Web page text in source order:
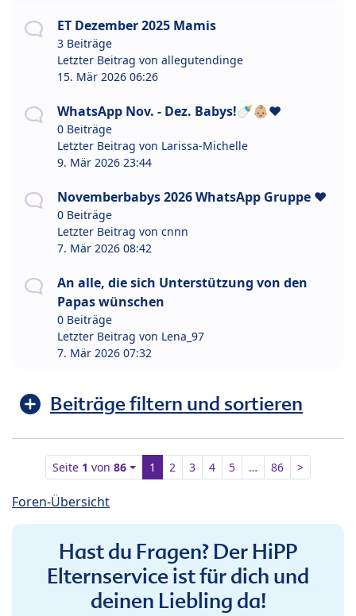
ET Dezember 2025 Mamis
3 Beiträge
Letzter Beitrag von allegutendinge
15. Mär 2026 06:26
WhatsApp Nov. - Dez. Babys!🍼👶🏼❤️
0 Beiträge
Letzter Beitrag von Larissa-Michelle
9. Mär 2026 23:44
Novemberbabys 2026 WhatsApp Gruppe ❤️
0 Beiträge
Letzter Beitrag von cnnn
7. Mär 2026 08:42
An alle, die sich Unterstützung von den
Papas wünschen
0 Beiträge
Letzter Beitrag von Lena_97
7. Mär 2026 07:32
Beiträge filtern und sortieren
Seite 1 von86 1 2 3 4 5 … 86 >
Foren-Übersicht
Hast du Fragen? Der HiPP
Elternservice ist für dich und
deinen Liebling da!